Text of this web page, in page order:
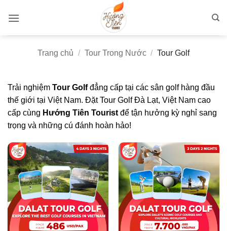
qua
Trang chủ / Tour Trong Nước / Tour Golf
Trải nghiệm Tour Golfđẳng cấp tại các sân golf hàng đầu
thế giới tại Việt Nam. Đặt Tour Golf Đà Lạt, Việt Nam cao
cấp cùng Hướng Tiên Tourist để tận hưởng kỳ nghỉ sang
trọng và những cú đánh hoàn hảo!